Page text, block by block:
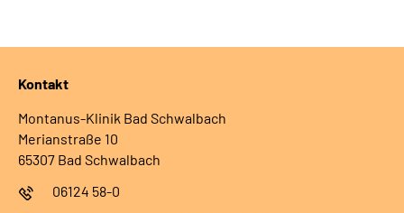
Kontakt
Montanus-Klinik Bad Schwalbach
Merianstraße 10
65307 Bad Schwalbach
06124 58-0